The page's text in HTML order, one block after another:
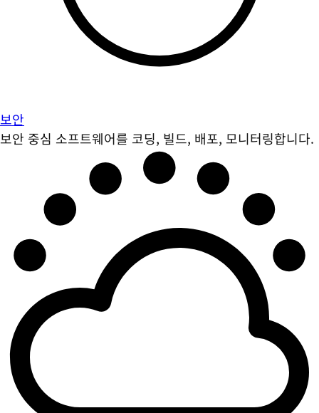
보안
보안 중심 소프트웨어를 코딩, 빌드, 배포, 모니터링합니다.